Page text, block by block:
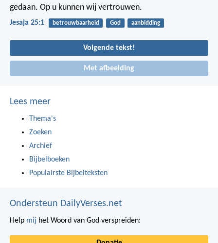
gedaan. Op u kunnen wij vertrouwen.
Jesaja 25:1 betrouwbaarheid God aanbidding
Volgende tekst!
Met afbeelding
Lees meer
Thema's
Zoeken
Archief
Bijbelboeken
Populairste Bijbelteksten
Ondersteun DailyVerses.net
Help mij het Woord van God verspreiden: